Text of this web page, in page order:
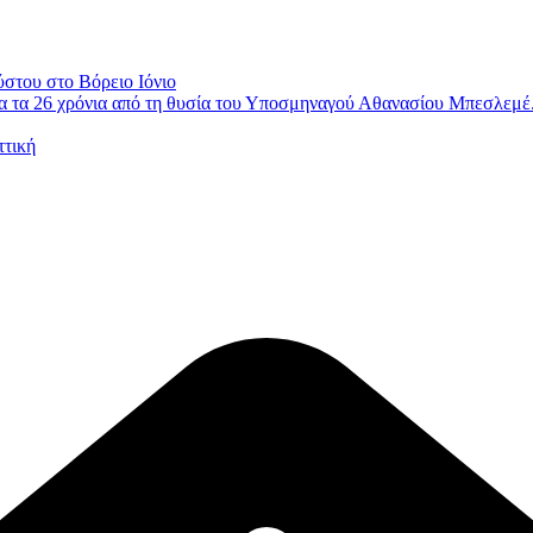
στο Βόρειο Ιόνιο
26 χρόνια από τη θυσία του Υποσμηναγού Αθανασίου